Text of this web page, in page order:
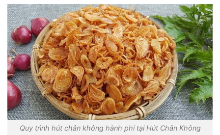
Quy trình hút chân không hành phi tại Hút Chân Không